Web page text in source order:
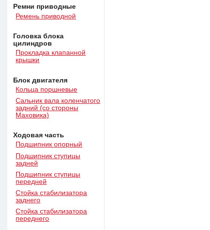
Ремни приводные
Ремень приводной
Головка блока
цилиндров
Прокладка клапанной
крышки
Блок двигателя
Кольца поршневые
Сальник вала коленчатого
задний (со стороны
Маховика)
Ходовая часть
Подшипник опорный
Подшипник ступицы
задней
Подшипник ступицы
передней
Стойка стабилизатора
заднего
Стойка стабилизатора
переднего